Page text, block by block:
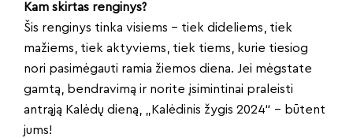
Kam skirtas renginys?
Šis renginys tinka visiems – tiek dideliems, tiek
mažiems, tiek aktyviems, tiek tiems, kurie tiesiog
nori pasimėgauti ramia žiemos diena. Jei mėgstate
gamtą, bendravimą ir norite įsimintinai praleisti
antrąją Kalėdų dieną, „Kalėdinis žygis 2024“ – būtent
jums!